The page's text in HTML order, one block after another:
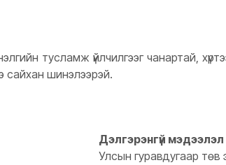
тусламж үйлчилгээг чанартай,
сайхан шинэлээрэй.
Дэлгэрэнгүй
Улсын гуравдугаар төв